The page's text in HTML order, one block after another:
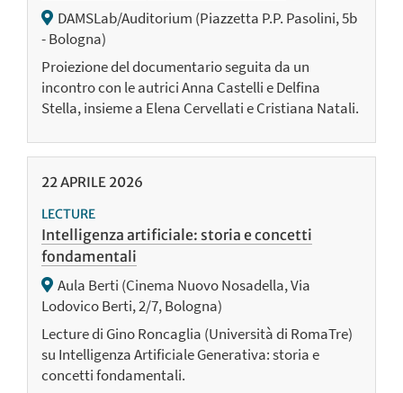
DAMSLab/Auditorium (Piazzetta P.P. Pasolini, 5b
- Bologna)
Proiezione del documentario seguita da un
incontro con le autrici Anna Castelli e Delfina
Stella, insieme a Elena Cervellati e Cristiana Natali.
22APRILE 2026
LECTURE
Intelligenza artificiale: storia e concetti
fondamentali
Aula Berti (Cinema Nuovo Nosadella, Via
Lodovico Berti, 2/7, Bologna)
Lecture di Gino Roncaglia (Università di RomaTre)
su Intelligenza Artificiale Generativa: storia e
concetti fondamentali.